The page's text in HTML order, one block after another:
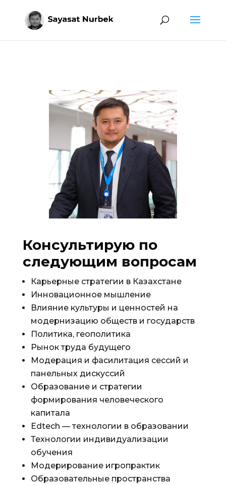
Консультирую по
следующим вопросам
Карьерные стратегии в Казахстане
Инновационное мышление
Влияние культуры и ценностей на
модернизацию обществ и государств
Политика, геополитика
Рынок труда будущего
Модерация и фасилитация сессий и
панельных дискуссий
Образование и стратегии
формирования человеческого
капитала
Edtech — технологии в образовании
Технологии индивидуализации
обучения
Модерирование игропрактик
Образовательные пространства